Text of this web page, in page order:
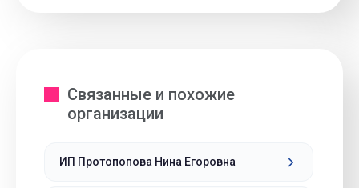
Связанные и похожие
организации
ИП Протопопова Нина Егоровна